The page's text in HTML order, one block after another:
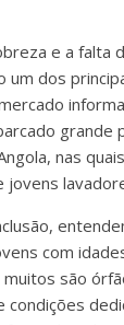
e a falta
um dos
grande
nas
jovens
com
são
condições